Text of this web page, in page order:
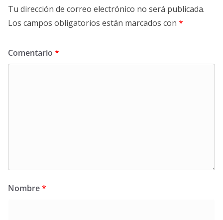
Tu dirección de correo electrónico no será publicada.
Los campos obligatorios están marcados con *
Comentario *
Nombre*